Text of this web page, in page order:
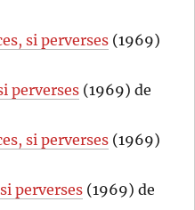
si perverses (1969)
perverses (1969) de
si perverses (1969)
perverses (1969) de